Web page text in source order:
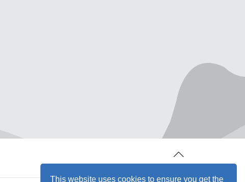
This website uses cookies to ensure you get the